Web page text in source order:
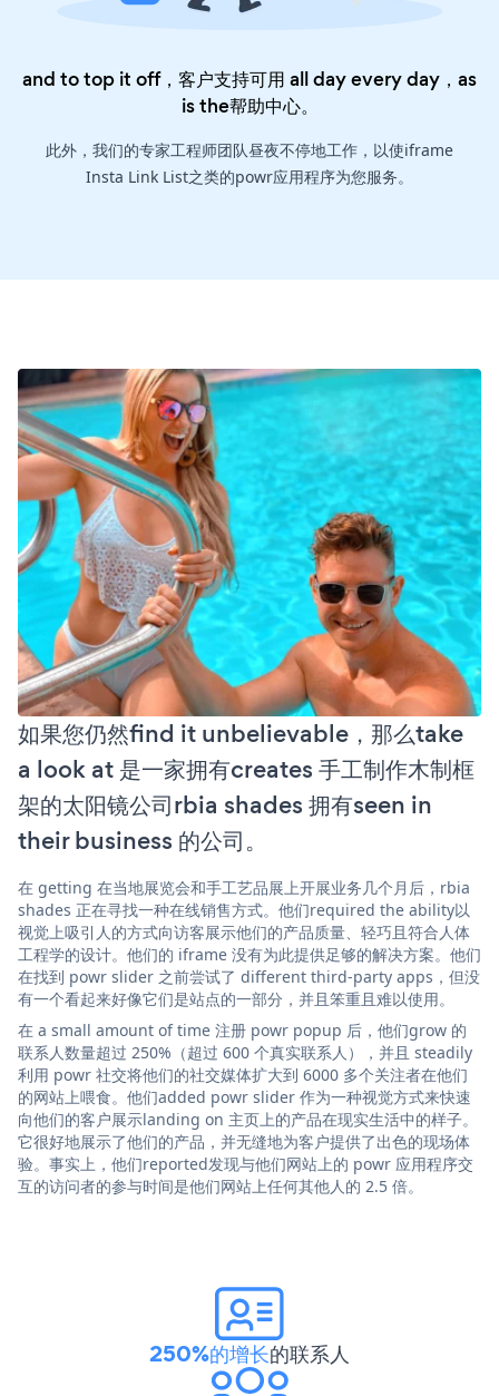
and to top it off，客户支持可用 all day every day，as
is the帮助中心。
此外，我们的专家工程师团队昼夜不停地工作，以使iframe
Insta Link List之类的powr应用程序为您服务。
如果您仍然find it unbelievable，那么take
a look at 是一家拥有creates 手工制作木制框
架的太阳镜公司rbia shades 拥有seen in
their business 的公司。
在 getting 在当地展览会和手工艺品展上开展业务几个月后，rbia
shades 正在寻找一种在线销售方式。他们required the ability以
视觉上吸引人的方式向访客展示他们的产品质量、轻巧且符合人体
工程学的设计。他们的 iframe 没有为此提供足够的解决方案。他们
在找到 powr slider 之前尝试了 different third-party apps，但没
有一个看起来好像它们是站点的一部分，并且笨重且难以使用。
在 a small amount of time 注册 powr popup 后，他们grow 的
联系人数量超过 250%（超过 600 个真实联系人），并且 steadily
利用 powr 社交将他们的社交媒体扩大到 6000 多个关注者在他们
的网站上喂食。他们added powr slider 作为一种视觉方式来快速
向他们的客户展示landing on 主页上的产品在现实生活中的样子。
它很好地展示了他们的产品，并无缝地为客户提供了出色的现场体
验。事实上，他们reported发现与他们网站上的 powr 应用程序交
互的访问者的参与时间是他们网站上任何其他人的 2.5 倍。
250%的增长的联系人